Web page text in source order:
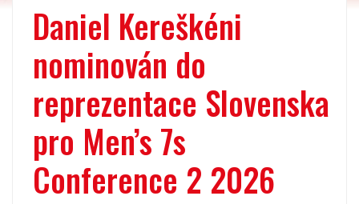
Daniel Kereškéni
nominován do
reprezentace Slovenska
pro Men’s 7s
Conference 2 2026